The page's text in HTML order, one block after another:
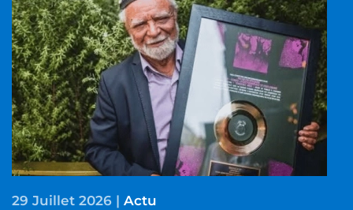
29 Juillet 2026 | Actu